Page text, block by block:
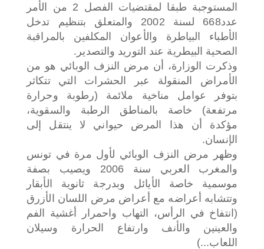
المستوجبة طبقا لمقتضيات الفصل 2 من الأمر
عدد668 لسنة 2002 والمتعلق بتنظيم تدخل
الأطباء البياطرة والأعوان المكلفين بالمراقبة
الصحية البيطرية عند التوريد والتصدير.
وذكرت الوزارة، أن مرض النزف الوبائي هو من
الأمراض المنقولة عبر الحشرات التي تتكاثر
بتوفر عوامل مناخية ملائمة (رطوبة وحرارة
مرتفعة) خاصة بالمناطق الرطبة والسقوية،
مؤكدة أن هذا المرض حيواني لا ينتقل إلى
الإنسان.
وظهر مرض النزف الوبائي لأول مرة في تونس
والمغرب العربي سنة 2006 ويصيب بصفة
موسمية خاصة الأيائل وبدرجة ثانوية الأبقار
وتتشابه أعراضه مع أعراض مرض اللسان الأزرق
(انتفاخ في الرأس، التهاب واحمرار أغشية الفم
والعينين والأنف وارتفاع الحرارة وسيلان
اللعاب...)